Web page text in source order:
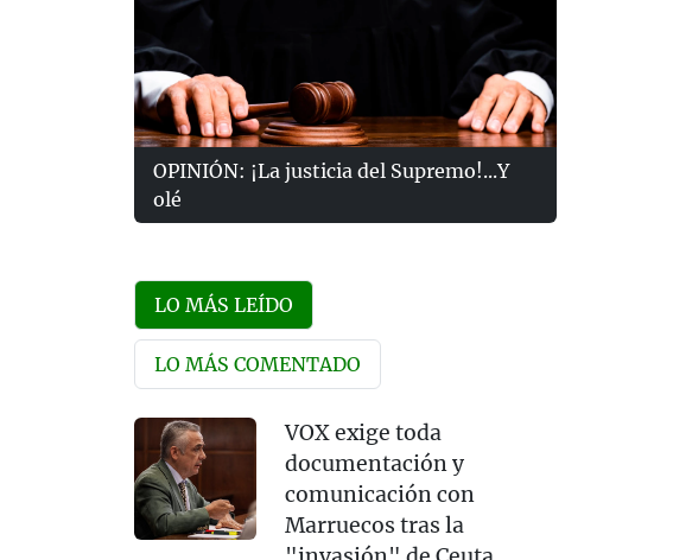
OPINIÓN: ¡La justicia del Supremo!...Y
olé
LO MÁS LEÍDO
LO MÁS COMENTADO
VOX exige toda
documentación y
comunicación con
Marruecos tras la